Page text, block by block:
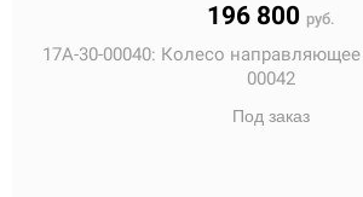
196 800 руб.
17A-30-00040: Колесо направляющее
00042
Под заказ